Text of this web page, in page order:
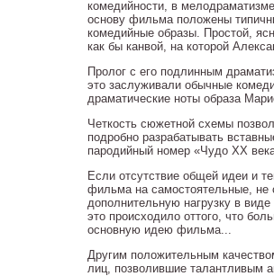
комедийности, в
основу фильма положены
комедийные образы. Простой,
как бы канвой, на которой
Пролог с его подлинным
это заслуживали обычные
драматические ноты образа
Четкость сюжетной схемы
подробно разрабатывать
пародийный номер «Чудо XX
Если отсутствие общей идеи и
фильма на самостоятельные, не
дополнительную нагрузку в
это происходило оттого, что
основную идею фильма...
Другим положительным
лиц, позволившие талантливым